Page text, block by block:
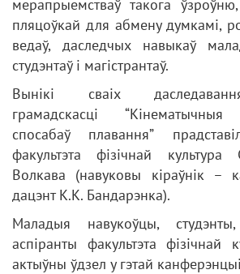
мерапрыемстваў такога ўзроўню,
пляцоўкай для абмену думкамі,
ведаў, даследчых навыкаў
студэнтаў і магістрантаў.
Вынікі сваіх
грамадскасці “Кінематычныя
спосабаў плавання”
факультэта фізічнай культура
Волкава (навуковы кіраўнік –
дацэнт К.К. Бандарэнка).
Маладыя навукоўцы,
аспіранты факультэта фізічнай
актыўны ўдзел у гэтай